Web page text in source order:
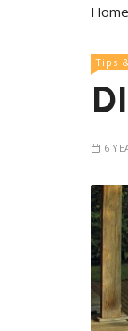
Home
Tips
6